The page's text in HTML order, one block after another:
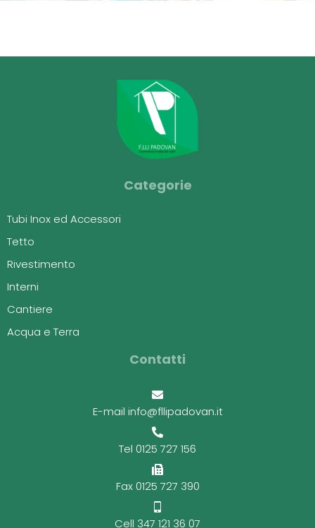
Categorie
Tubi Inox ed Accessori
Tetto
Rivestimento
Interni
Cantiere
Acqua e Terra
Contatti
E-mail info@fllipadovan.it
Tel 0125 727 156
Fax 0125 727 390
Cell 347 121 36 07